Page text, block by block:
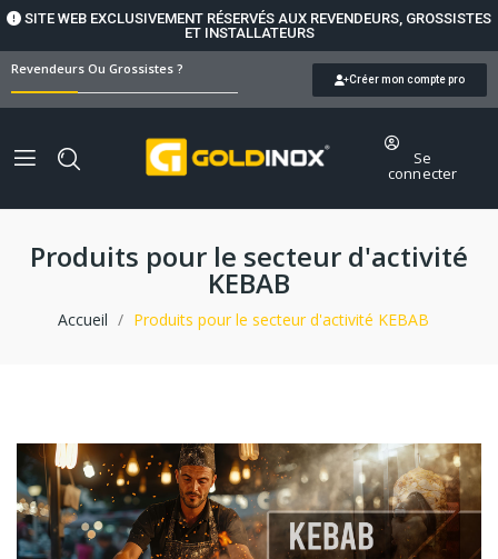
SITE WEB EXCLUSIVEMENT RÉSERVÉS AUX REVENDEURS, GROSSISTES
ET INSTALLATEURS
Revendeurs Ou Grossistes ?
Créer mon compte pro
Se
connecter
Produits pour le secteur d'activité
KEBAB
Accueil Produits pour le secteur d'activité KEBAB